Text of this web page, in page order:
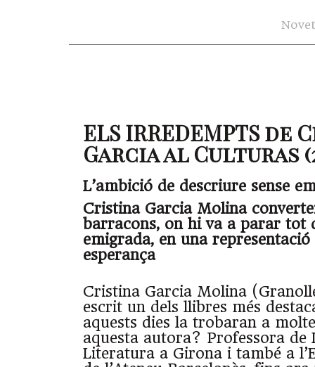
ELS IRREDEMPTS
Garcia al Culturas
L’ambició de descriure sense
Cristina Garcia Molina
barracons, on hi va a parar tot
emigrada, en una representació
esperança
Cristina Garcia Molina
escrit un dels llibres més
aquests dies la trobaran a
aquesta autora? Professora de
Literatura a Girona i també a